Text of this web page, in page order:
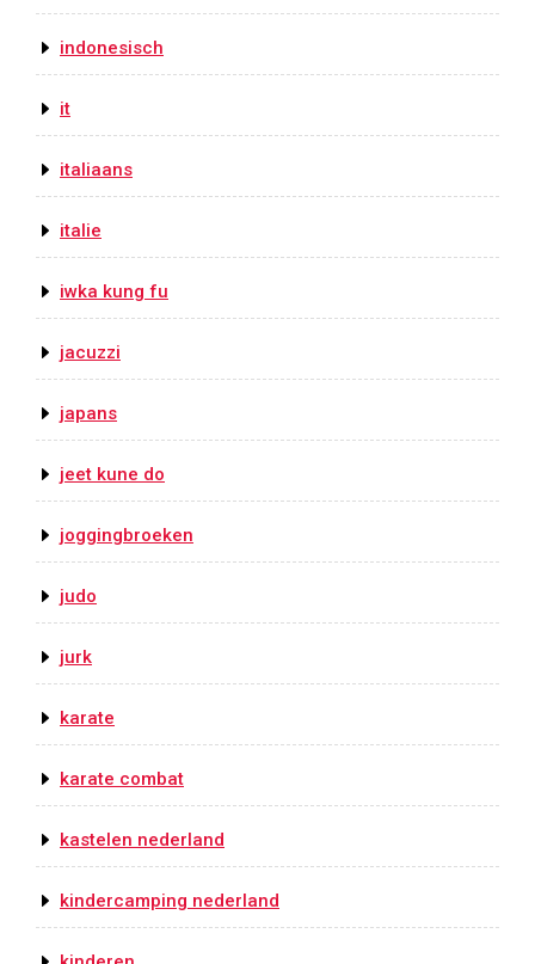
indonesisch
it
italiaans
italie
iwka kung fu
jacuzzi
japans
jeet kune do
joggingbroeken
judo
jurk
karate
karate combat
kastelen nederland
kindercamping nederland